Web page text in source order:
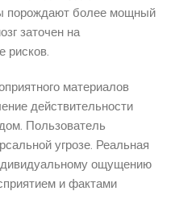
порождают более мощный
заточен на
рисков.
материалов
действительности
Пользователь
угрозе. Реальная
ощущению
и фактами